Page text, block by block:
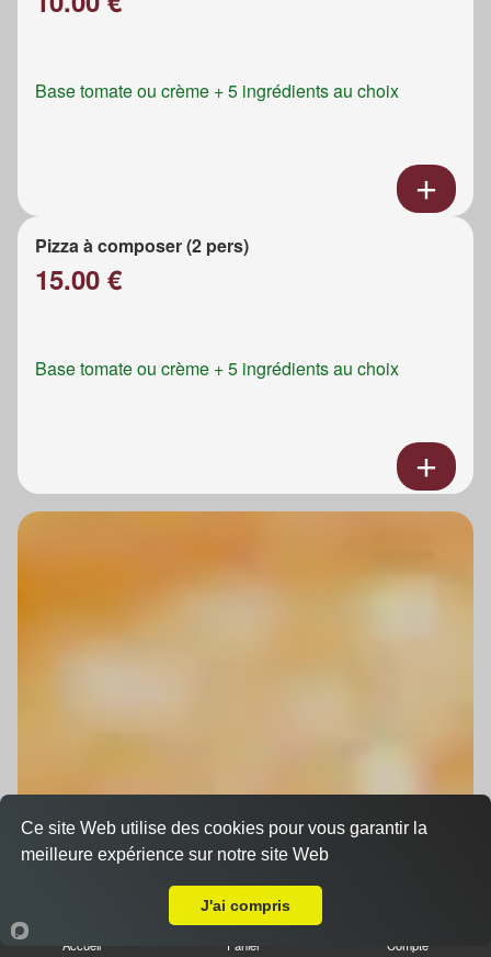
Base tomate ou crème + 5 ingrédients au choix
Pizza à composer (2 pers)
15.00 €
Base tomate ou crème + 5 ingrédients au choix
Accueil Panier Compte
Ce site Web utilise des cookies pour vous garantir la
meilleure expérience sur notre site Web
J'ai compris